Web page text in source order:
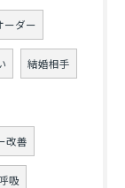
ーダー
結婚相手
改善
吸